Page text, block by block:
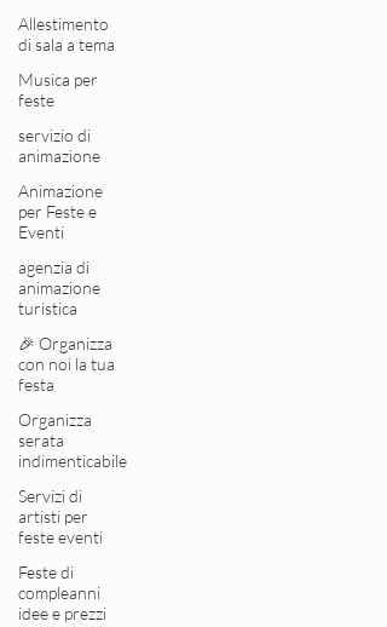
Allestimento
di sala a tema
Musica per
feste
servizio di
animazione
Animazione
per Feste e
Eventi
agenzia di
animazione
turistica
🎉 Organizza
con noi la tua
festa
Organizza
serata
indimenticabile
Servizi di
artisti per
feste eventi
Feste di
compleanni
idee e prezzi